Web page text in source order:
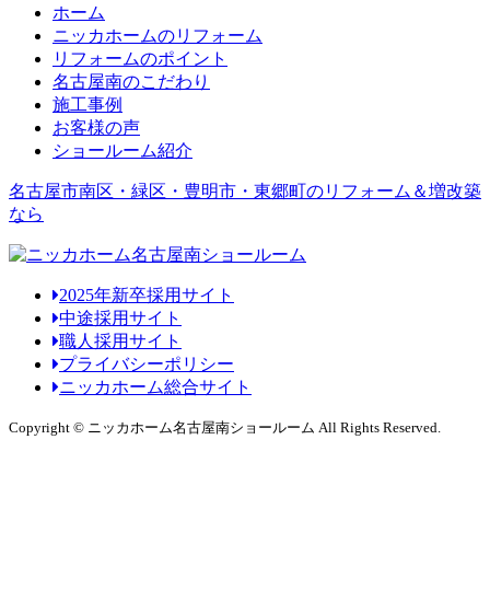
ホーム
ニッカホームのリフォーム
リフォームのポイント
名古屋南のこだわり
施工事例
お客様の声
ショールーム紹介
名古屋市南区・緑区・豊明市・東郷町のリフォーム＆増改築
なら
2025年新卒採用サイト
中途採用サイト
職人採用サイト
プライバシーポリシー
ニッカホーム総合サイト
Copyright © ニッカホーム名古屋南ショールーム All Rights Reserved.